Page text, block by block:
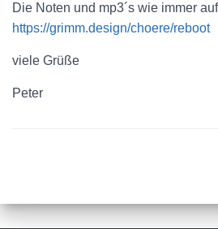
Die Noten und mp3´s wie immer
https://grimm.design/choere/reboot
viele Grüße
Peter